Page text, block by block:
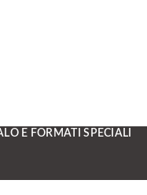
E FORMATI SPECIALI